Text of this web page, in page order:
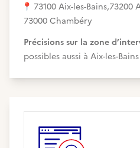
📍 73100 Aix-les-Bains,73200
73000 Chambéry
Précisions sur la zone
possibles aussi à Aix-les-